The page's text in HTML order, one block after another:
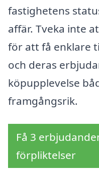
fastighetens
affär. Tveka inte
för att få enklare
och deras
köpupplevelse
framgångsrik.
Få 3
förpliktelser